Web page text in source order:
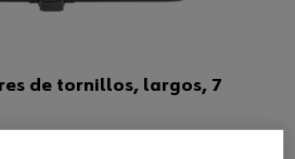
de tornillos, largos, 7